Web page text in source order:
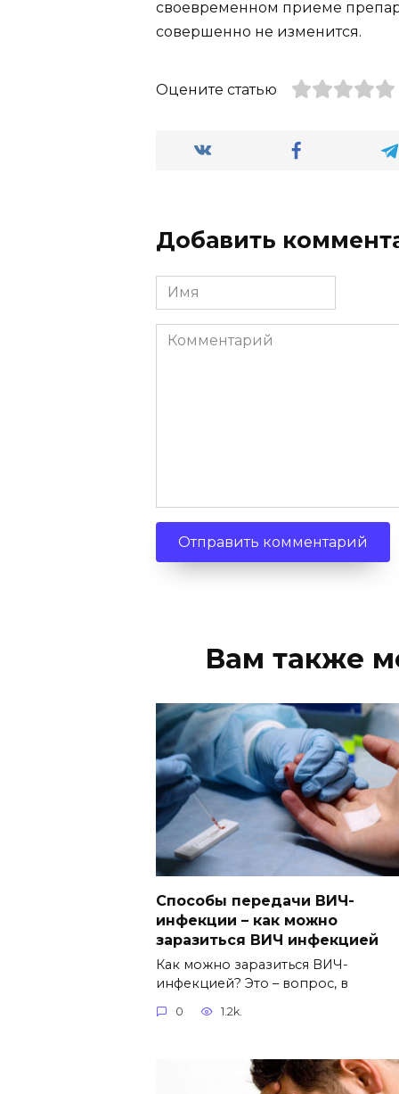
своевременном приеме
совершенно не изменится.
Оцените статью
Добавить
Имя
Комментарий
Вам также
Способы передачи ВИЧ-
инфекции – как можно
заразиться ВИЧ инфекцией
Как можно заразиться ВИЧ-
инфекцией? Это – вопрос, в
0 1.2k.